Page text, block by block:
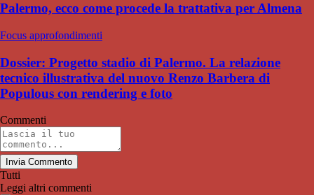
Palermo, ecco come procede la trattativa per Almena
Focus approfondimenti
Dossier: Progetto stadio di Palermo. La relazione
tecnico illustrativa del nuovo Renzo Barbera di
Populous con rendering e foto
Commenti
Invia Commento
Tutti
Leggi altri commenti